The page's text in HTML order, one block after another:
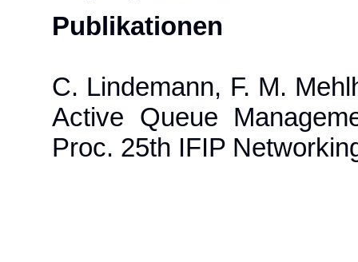
Publikationen
C. Lindemann, F. M.
Active Queue
Proc. 25th IFIP